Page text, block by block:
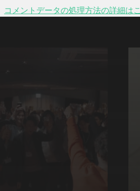
コメントデータの処理方法の詳細は